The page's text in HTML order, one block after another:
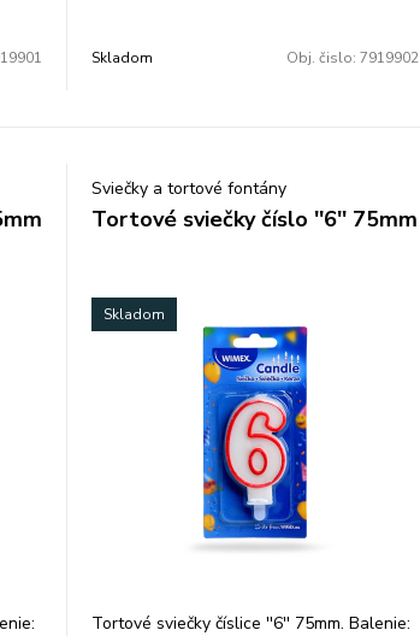
Skladom Obj. čislo: 7919902
Sviečky a tortové fontány
Tortové sviečky číslo ''6'' 75mm
Skladom
Tortové sviečky číslice ''6'' 75mm. Balenie: